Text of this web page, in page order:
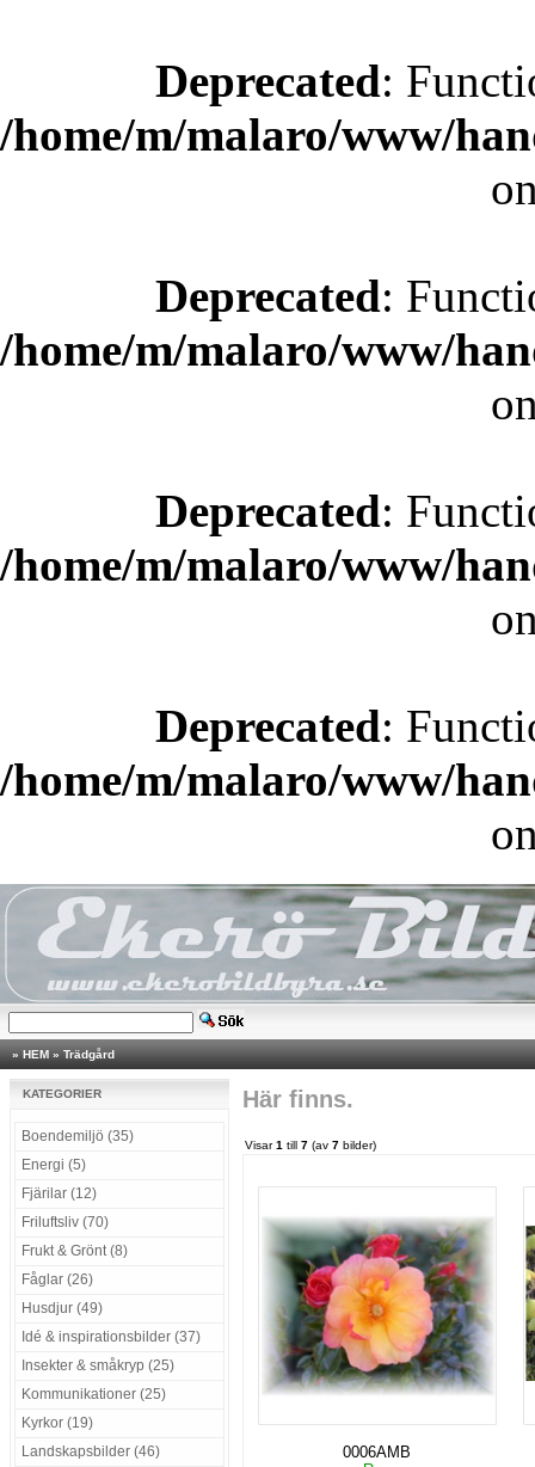
Deprecated:
/home/m/malaro/www/
Deprecated:
/home/m/malaro/www/
Deprecated:
/home/m/malaro/www/
Deprecated:
/home/m/malaro/www/
» HEM » Trädgård
KATEGORIER
Boendemiljö (35)
Energi (5)
Fjärilar (12)
Friluftsliv (70)
Frukt & Grönt (8)
Fåglar (26)
Husdjur (49)
Idé & inspirationsbilder (37)
Insekter & småkryp (25)
Kommunikationer (25)
Kyrkor (19)
Landskapsbilder (46)
Här finns.
Visar1 till 7 (av 7 bilder)
0006AMB